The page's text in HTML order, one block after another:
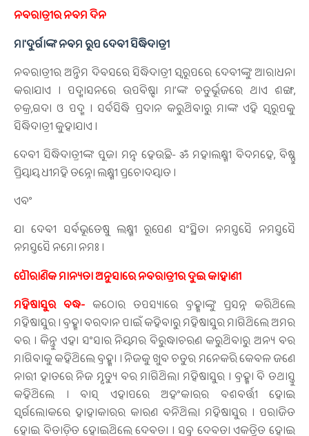
ନବରାତ୍ରୀର ନବମ ଦିନ
ମା'ଦୁର୍ଗାଙ୍କ ନବମ ରୂପ ଦେବୀ ସିଦ୍ଧିଦାତ୍ରୀ
ନବରାତ୍ରୀର ଅନ୍ତିମ ଦିବସରେ ସିଦ୍ଧିଦାତ୍ରୀ ସ୍ବରୂପରେ ଦେବୀଙ୍କୁ ଆରାଧନା
କରାଯାଏ । ପଦ୍ମାସନରେ ଉପବିଷ୍ଟା ମା’ଙ୍କ ଚତୁର୍ଭୂଜରେ ଥାଏ ଶଙ୍ଖ,
ଚକ୍ର,ଗଦା ଓ ପଦ୍ମ । ସର୍ବସିଦ୍ଧି ପ୍ରଦାନ କରୁଥିବାରୁ ମାଙ୍କ ଏହି ସ୍ବରୂପକୁ
ସିଦ୍ଧିଦାତ୍ରୀ କୁହାଯାଏ ।
ଦେବୀ ସିଦ୍ଧିଦାତ୍ରୀଙ୍କ ପୂଜା ମନ୍ତ୍ର ହେଉଛି- ॐ ମହାଲକ୍ଷ୍ମୀ ବିଦମହେ, ବିଷ୍ଣୁ
ପ୍ରିୟାୟ ଧୀମହି ତନ୍ନୋ ଲକ୍ଷ୍ମୀ ପ୍ରଚୋଦୟାତ ।
ଏବଂ
ଯା ଦେବୀ ସର୍ବଭୂତେଷୁ ଲକ୍ଷ୍ମୀ ରୂପେଣ ସଂସ୍ଥିତା ନମସ୍ତସୈ ନମସ୍ତସୈ
ନମସ୍ତସୈ ନମୋ ନମଃ ।
ପୌରାଣିକ ମାନ୍ୟତା ଅନୁସାରେ ନବରାତ୍ରୀର ଦୁଇ କାହାଣୀ
ମହିଷାସୁର ବଦ୍ଧ- କଠୋର ତପସ୍ୟାରେ ବ୍ରହ୍ମାଙ୍କୁ ପ୍ରସନ୍ନ କରିଥିଲେ
ମହିଷାସୁର । ବ୍ରହ୍ମା ବରଦାନ ପାଇଁ କହିବାରୁ ମହିଷାସୁର ମାଗିଥିଲେ ଅମର
ବର । କିନ୍ତୁ ଏହା ସଂସାର ନିୟମର ବିରୁଦ୍ଧାଚରଣ କରୁଥିବାରୁ ଅନ୍ୟ ବର
ମାଗିବାକୁ କହିଥିଲେ ବ୍ରହ୍ମା । ନିଜକୁ ଖୁବ ଚତୁର ମନେକରି କେବଳ ଜଣେ
ନାରୀ ହାତରେ ନିଜ ମୃତ୍ୟୁ ବର ମାଗିଥିଲା ମହିଷାସୁର । ବ୍ରହ୍ମା ବି ତଥାସ୍ତୁ
କହିଥିଲେ । ବାସ୍ ଏହାପରେ ଅହଂକାରର ବଶବର୍ତ୍ତୀ ହୋଇ
ସ୍ବର୍ଗଲୋକରେ ହାହାକାରର କାରଣ ବନିଥିଲା ମହିଷାସୁର । ପରାଜିତ